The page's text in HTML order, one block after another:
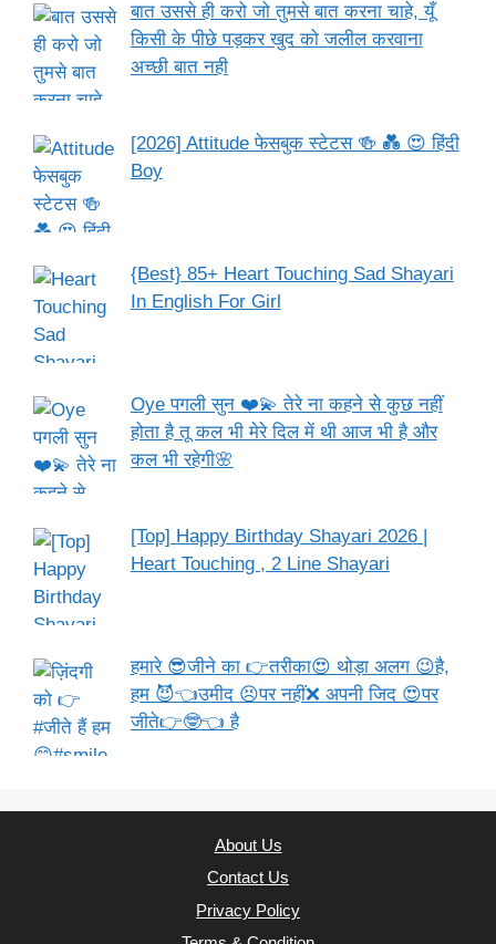
बात उससे ही करो जो तुमसे बात करना चाहे, यूँ
किसी के पीछे पड़कर खुद को जलील करवाना
अच्छी बात नही
[2026] Attitude फेसबुक स्टेटस 🍻 💑 😍 हिंदी
Boy
{Best} 85+ Heart Touching Sad Shayari
In English For Girl
Oye पगली सुन ❤️💫 तेरे ना कहने से कुछ नहीं
होता है तू कल भी मेरे दिल में थी आज भी है और
कल भी रहेगी🌸
[Top] Happy Birthday Shayari 2026 |
Heart Touching , 2 Line Shayari
हमारे 😎जीने का 👉तरीका😍 थोड़ा अलग 😉है,
हम 😈👈उमीद 😣पर नहीं❌ अपनी जिद 😍पर
जीते👉🤓👈 है
About Us
Contact Us
Privacy Policy